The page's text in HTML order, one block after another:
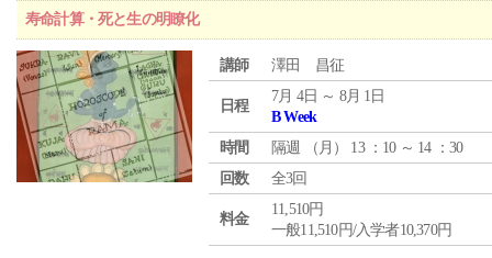
寿命計算・死と生の明瞭化
講師 澤田 昌征
日程
7月 4日 ～ 8月 1日
B Week
時間
隔週 （ 月 ） 13 ：10 ～ 14 ：30
回数
全3回
料金
11,510円
一般11,510円/入学者10,370円